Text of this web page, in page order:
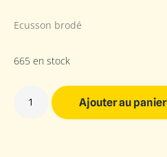
Ecusson brodé
665 en stock
Ajouter au panier